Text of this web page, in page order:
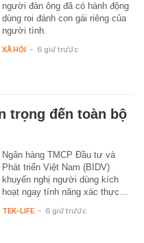
người đàn ông đã có hành động
dùng roi đánh con gái riêng của
người tình.
XÃ HỘI - 6 giờ trước
trọng đến toàn bộ
Ngân hàng TMCP Đầu tư và
Phát triển Việt Nam (BIDV)
khuyến nghị người dùng kích
hoạt ngay tính năng xác thực…
TEK-LIFE - 6 giờ trước